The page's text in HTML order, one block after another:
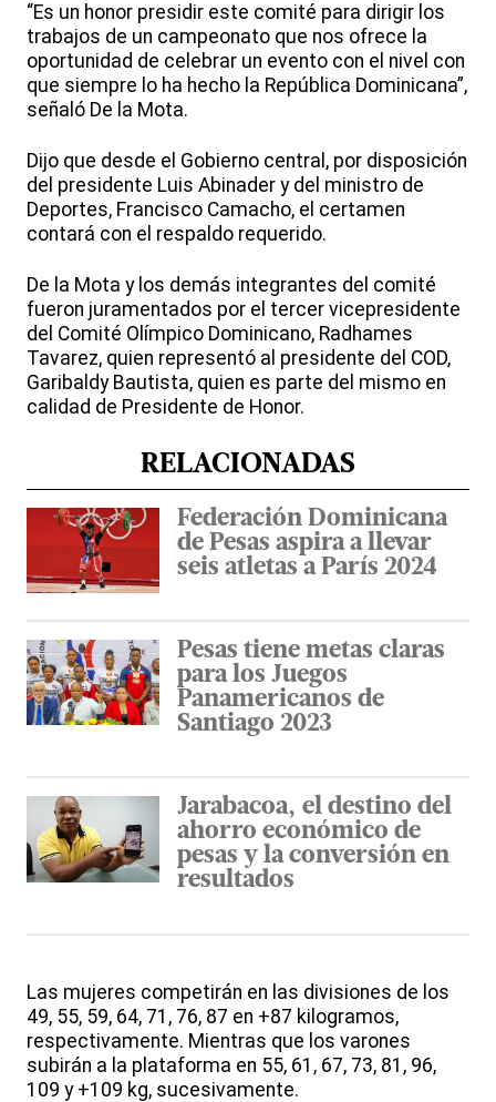
“Es un honor presidir este comité para dirigir los
trabajos de un campeonato que nos ofrece la
oportunidad de celebrar un evento con el nivel con
que siempre lo ha hecho la República Dominicana”,
señaló De la Mota.
Dijo que desde el Gobierno central, por disposición
del presidente Luis Abinader y del ministro de
Deportes, Francisco Camacho, el certamen
contará con el respaldo requerido.
De la Mota y los demás integrantes del comité
fueron juramentados por el tercer vicepresidente
del Comité Olímpico Dominicano, Radhames
Tavarez, quien representó al presidente del COD,
Garibaldy Bautista, quien es parte del mismo en
calidad de Presidente de Honor.
RELACIONADAS
Federación Dominicana
de Pesas aspira a llevar
seis atletas a París 2024
Pesas tiene metas claras
para los Juegos
Panamericanos de
Santiago 2023
Jarabacoa, el destino del
ahorro económico de
pesas y la conversión en
resultados
Las mujeres competirán en las divisiones de los
49, 55, 59, 64, 71, 76, 87 en +87 kilogramos,
respectivamente. Mientras que los varones
subirán a la plataforma en 55, 61, 67, 73, 81, 96,
109 y +109 kg, sucesivamente.